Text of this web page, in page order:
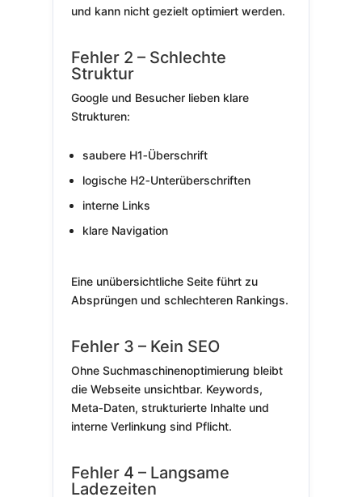
und kann nicht gezielt optimiert werden.
Fehler 2 – Schlechte
Struktur
Google und Besucher lieben klare
Strukturen:
saubere H1‑Überschrift
logische H2‑Unterüberschriften
interne Links
klare Navigation
Eine unübersichtliche Seite führt zu
Absprüngen und schlechteren Rankings.
Fehler 3 – Kein SEO
Ohne Suchmaschinenoptimierung bleibt
die Webseite unsichtbar. Keywords,
Meta‑Daten, strukturierte Inhalte und
interne Verlinkung sind Pflicht.
Fehler 4 – Langsame
Ladezeiten